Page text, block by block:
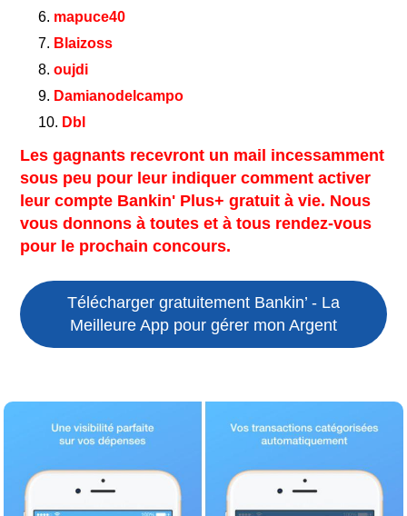
mapuce40
Blaizoss
oujdi
Damianodelcampo
Dbl
Les gagnants recevront un mail incessamment
sous peu pour leur indiquer comment activer
leur compte Bankin' Plus+ gratuit à vie. Nous
vous donnons à toutes et à tous rendez-vous
pour le prochain concours.
Télécharger gratuitement Bankin’ - La
Meilleure App pour gérer mon Argent